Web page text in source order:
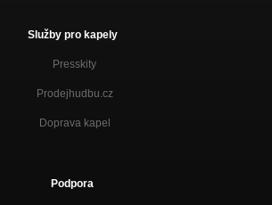
Služby pro kapely
Presskity
Prodejhudbu.cz
Doprava kapel
Podpora